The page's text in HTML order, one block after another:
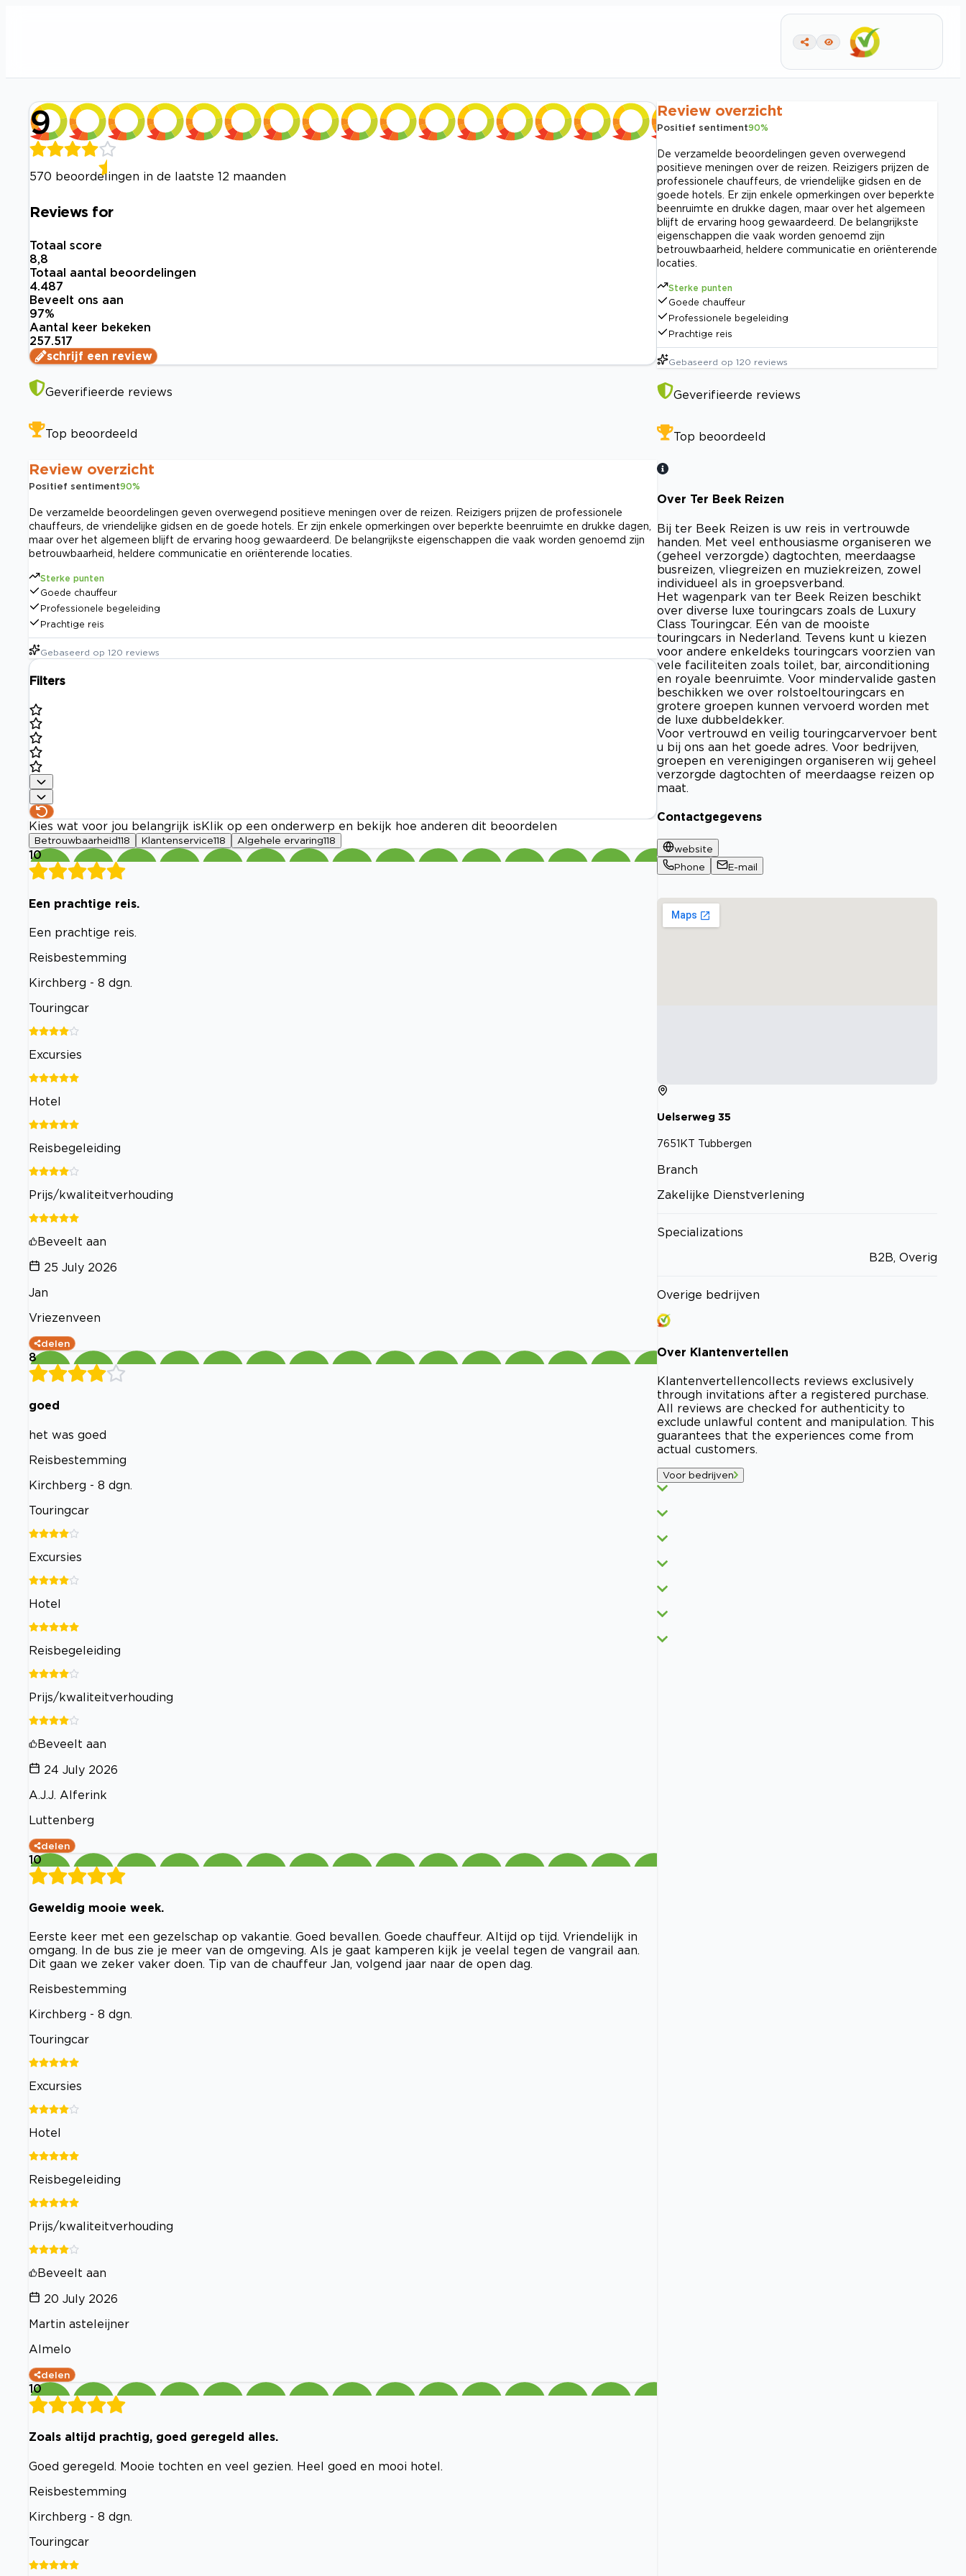
9
570 beoordelingen in de laatste 12 maanden
Reviews for
Totaal score
8,8
Totaal aantal beoordelingen
4.487
Beveelt ons aan
97%
Aantal keer bekeken
257.517
schrijf een review
Geverifieerde reviews
Top beoordeeld
Review overzicht
Positief sentiment90%
De verzamelde beoordelingen geven overwegend positieve meningen over de reizen. Reizigers prijzen de professionele
chauffeurs, de vriendelijke gidsen en de goede hotels. Er zijn enkele opmerkingen over beperkte beenruimte en drukke dagen,
maar over het algemeen blijft de ervaring hoog gewaardeerd. De belangrijkste eigenschappen die vaak worden genoemd zijn
betrouwbaarheid, heldere communicatie en oriënterende locaties.
Sterke punten
Goede chauffeur
Professionele begeleiding
Prachtige reis
Gebaseerd op 120 reviews
Filters
Kies wat voor jou belangrijk is Klik op een onderwerp en bekijk hoe anderen dit beoordelen
Betrouwbaarheid118 Klantenservice118 Algehele ervaring118
10
Een prachtige reis.
Een prachtige reis.
Reisbestemming
Kirchberg - 8 dgn.
Touringcar
Excursies
Hotel
Reisbegeleiding
Prijs/kwaliteitverhouding
Beveelt aan
25 July 2026
Jan
Vriezenveen
delen
8
goed
het was goed
Reisbestemming
Kirchberg - 8 dgn.
Touringcar
Excursies
Hotel
Reisbegeleiding
Prijs/kwaliteitverhouding
Beveelt aan
24 July 2026
A.J.J. Alferink
Luttenberg
delen
10
Geweldig mooie week.
Eerste keer met een gezelschap op vakantie. Goed bevallen. Goede chauffeur. Altijd op tijd. Vriendelijk in
omgang. In de bus zie je meer van de omgeving. Als je gaat kamperen kijk je veelal tegen de vangrail aan.
Dit gaan we zeker vaker doen. Tip van de chauffeur Jan, volgend jaar naar de open dag.
Reisbestemming
Kirchberg - 8 dgn.
Touringcar
Excursies
Hotel
Reisbegeleiding
Prijs/kwaliteitverhouding
Beveelt aan
20 July 2026
Martin asteleijner
Almelo
delen
10
Zoals altijd prachtig, goed geregeld alles.
Goed geregeld. Mooie tochten en veel gezien. Heel goed en mooi hotel.
Reisbestemming
Kirchberg - 8 dgn.
Touringcar
Review overzicht
Positief sentiment90%
De verzamelde beoordelingen geven overwegend
positieve meningen over de reizen. Reizigers prijzen de
professionele chauffeurs, de vriendelijke gidsen en de
goede hotels. Er zijn enkele opmerkingen over beperkte
beenruimte en drukke dagen, maar over het algemeen
blijft de ervaring hoog gewaardeerd. De belangrijkste
eigenschappen die vaak worden genoemd zijn
betrouwbaarheid, heldere communicatie en oriënterende
locaties.
Sterke punten
Goede chauffeur
Professionele begeleiding
Prachtige reis
Gebaseerd op 120 reviews
Geverifieerde reviews
Top beoordeeld
Over Ter Beek Reizen
Bij ter Beek Reizen is uw reis in vertrouwde
handen. Met veel enthousiasme organiseren we
(geheel verzorgde) dagtochten, meerdaagse
busreizen, vliegreizen en muziekreizen, zowel
individueel als in groepsverband.
Het wagenpark van ter Beek Reizen beschikt
over diverse luxe touringcars zoals de Luxury
Class Touringcar. Eén van de mooiste
touringcars in Nederland. Tevens kunt u kiezen
voor andere enkeldeks touringcars voorzien van
vele faciliteiten zoals toilet, bar, airconditioning
en royale beenruimte. Voor mindervalide gasten
beschikken we over rolstoeltouringcars en
grotere groepen kunnen vervoerd worden met
de luxe dubbeldekker.
Voor vertrouwd en veilig touringcarvervoer bent
u bij ons aan het goede adres. Voor bedrijven,
groepen en verenigingen organiseren wij geheel
verzorgde dagtochten of meerdaagse reizen op
maat.
Contactgegevens
website
Phone
E-mail
Uelserweg 35
7651KT Tubbergen
Branch
Zakelijke Dienstverlening
Specializations
B2B, Overig
Overige bedrijven
Over Klantenvertellen
Klantenvertellencollects reviews exclusively
through invitations after a registered purchase.
All reviews are checked for authenticity to
exclude unlawful content and manipulation. This
guarantees that the experiences come from
actual customers.
Voor bedrijven